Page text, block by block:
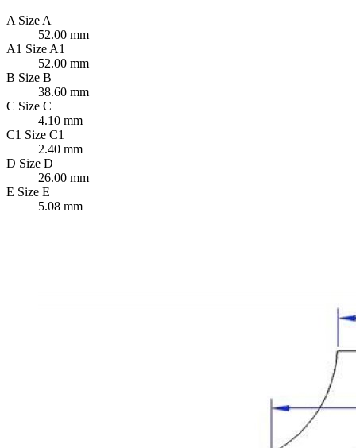
A Size A
52.00 mm
A1 Size A1
52.00 mm
B Size B
38.60 mm
C Size C
4.10 mm
C1 Size C1
2.40 mm
D Size D
26.00 mm
E Size E
5.08 mm